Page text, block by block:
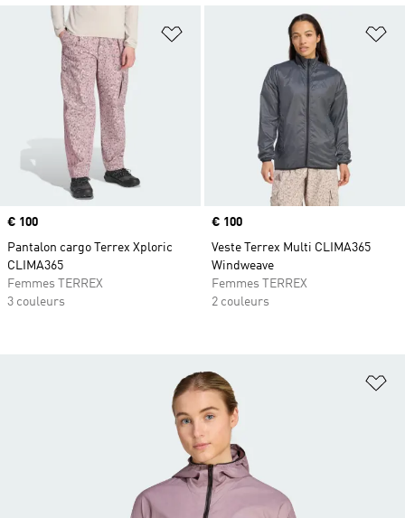
Ajouter à la Liste de produits
Prix
€ 100
Pantalon cargo Terrex Xploric
CLIMA365
Femmes TERREX
3 couleurs
Prix
€ 100
Veste Terrex Multi CLIMA365
Windweave
Femmes TERREX
2 couleurs